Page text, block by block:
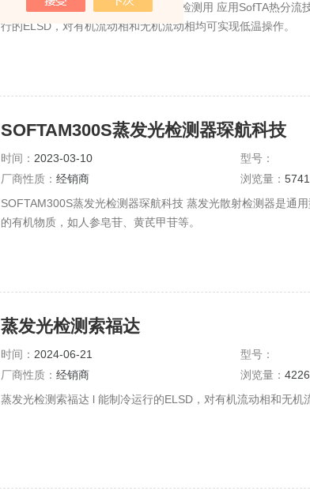
M300S索福达蒸发光检测器制药生物检测用 应用SofTA热分流
行的ELSD，对有机流动相和无机流动相均可实现低温操作。
SOFTAM300S蒸发光检测器琛航科技
时间： 2023-03-10
型号：
厂商性质： 经销商 浏览量： 5741
SOFTAM300S蒸发光检测器琛航科技 蒸发光散射检测器是通
的有机物质，如人参皂苷、黄芪甲苷等。
蒸发光检测索福达
时间： 2024-06-21
型号：
厂商性质： 经销商 浏览量： 4226
蒸发光检测索福达 l 能制冷运行的ELSD，对有机流动相和无机